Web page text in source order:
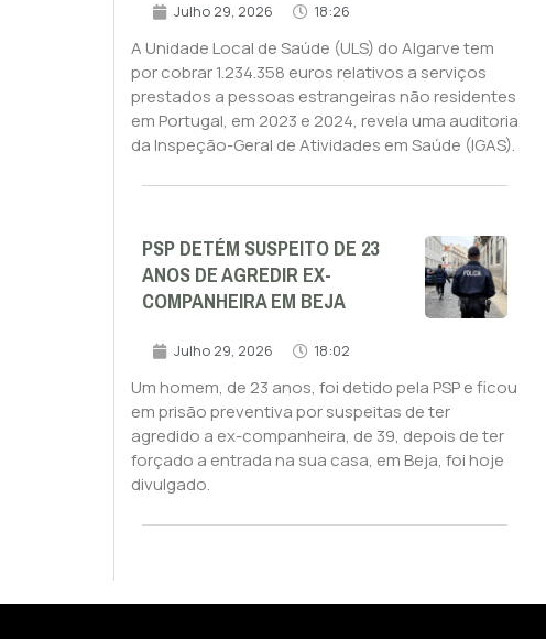
Julho 29, 2026 18:26
A Unidade Local de Saúde (ULS) do Algarve tem
por cobrar 1.234.358 euros relativos a serviços
prestados a pessoas estrangeiras não residentes
em Portugal, em 2023 e 2024, revela uma auditoria
da Inspeção-Geral de Atividades em Saúde (IGAS).
PSP DETÉM SUSPEITO DE 23
ANOS DE AGREDIR EX-
COMPANHEIRA EM BEJA
Julho 29, 2026 18:02
Um homem, de 23 anos, foi detido pela PSP e ficou
em prisão preventiva por suspeitas de ter
agredido a ex-companheira, de 39, depois de ter
forçado a entrada na sua casa, em Beja, foi hoje
divulgado.